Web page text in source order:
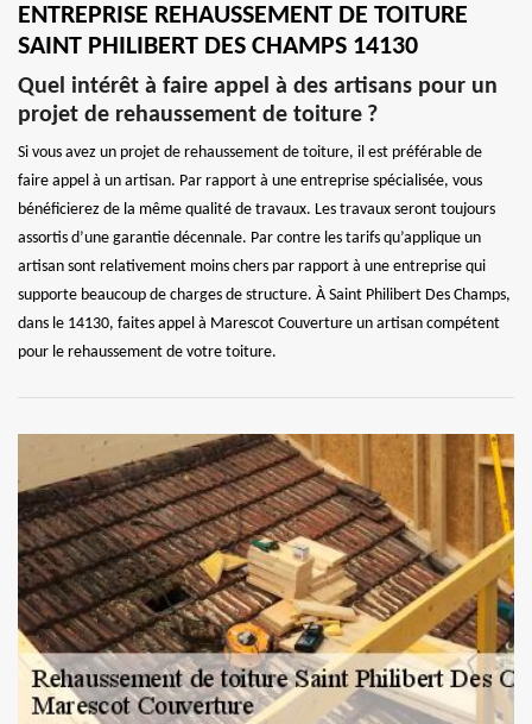
ENTREPRISE REHAUSSEMENT DE TOITURE
SAINT PHILIBERT DES CHAMPS 14130
Quel intérêt à faire appel à des artisans pour un
projet de rehaussement de toiture ?
Si vous avez un projet de rehaussement de toiture, il est préférable de
faire appel à un artisan. Par rapport à une entreprise spécialisée, vous
bénéficierez de la même qualité de travaux. Les travaux seront toujours
assortis d’une garantie décennale. Par contre les tarifs qu’applique un
artisan sont relativement moins chers par rapport à une entreprise qui
supporte beaucoup de charges de structure. À Saint Philibert Des Champs,
dans le 14130, faites appel à Marescot Couverture un artisan compétent
pour le rehaussement de votre toiture.